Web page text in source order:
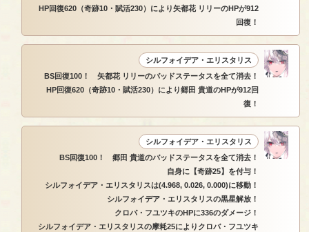
HP回復620（奇跡10・賦活230）により矢都花 リリーのHPが912
回復！
シルフォイデア・エリスタリス
BS回復100！ 矢都花 リリーのバッドステータスを全て消去！
HP回復620（奇跡10・賦活230）により郷田 貴道のHPが912回
復！
シルフォイデア・エリスタリス
BS回復100！ 郷田 貴道のバッドステータスを全て消去！
自身に【奇跡25】を付与！
シルフォイデア・エリスタリスは(4.968, 0.026, 0.000)に移動！
シルフォイデア・エリスタリスの黒星解放！
クロバ・フユツキのHPに336のダメージ！
シルフォイデア・エリスタリスの摩耗25によりクロバ・フユツキ